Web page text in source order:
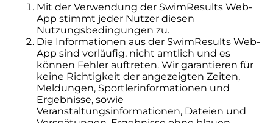
Mit der Verwendung der SwimResults Web-
App stimmt jeder Nutzer diesen
Nutzungsbedingungen zu.
Die Informationen aus der SwimResults Web-
App sind vorläufig, nicht amtlich und es
können Fehler auftreten. Wir garantieren für
keine Richtigkeit der angezeigten Zeiten,
Meldungen, Sportlerinformationen und
Ergebnisse, sowie
Veranstaltungsinformationen, Dateien und